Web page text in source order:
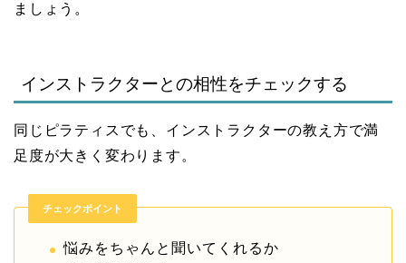
ましょう。
インストラクターとの相性をチェックする
同じピラティスでも、インストラクターの教え方で満
足度が大きく変わります。
チェックポイント
悩みをちゃんと聞いてくれるか